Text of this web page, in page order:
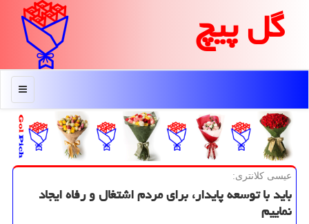
گل پیچ
منو
عیسی كلانتری:
باید با توسعه پایدار، برای مردم اشتغال و رفاه ایجاد
نماییم